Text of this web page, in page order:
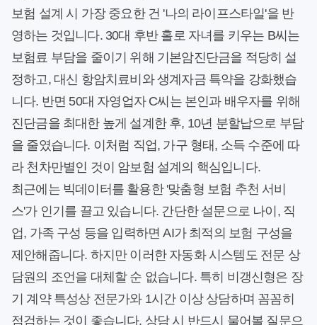
보험 설계 시 가장 중요한 건 '나의 라이프스타일'을 반
영하는 것입니다. 30대 후반 홀로 자녀를 키우는 B씨는
보험료 부담을 줄이기 위해 기본암진단금을 적당히 설
정하고, 대신 항암치료비와 생계자금 특약을 강화했습
니다. 반면 50대 자영업자 C씨는 본인과 배우자를 위해
진단금을 최대한 높게 설계한 후, 10년 분할납으로 부담
을 줄였습니다. 이처럼 직업, 가구 형태, 소득 수준에 따
라 천차만별인 것이 암보험 설계의 핵심입니다.
최근에는 빅데이터를 활용한 '맞춤형 보험 추천 서비
스'가 인기를 끌고 있습니다. 간단한 설문으로 나이, 직
업, 가족 구성 등을 입력하면 AI가 최적의 보험 구성을
제안해줍니다. 하지만 이러한 자동화 시스템도 전문 상
담원의 조언을 대체할 순 없습니다. 특히 비갱신형은 장
기 계약 특성상 전문가와 1시간 이상 상담하며 꼼꼼히
점검하는 것이 좋습니다. 상담 시 반드시 물어볼 질문으